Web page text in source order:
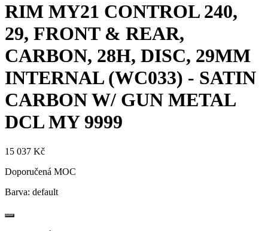
RIM MY21 CONTROL 240,
29, FRONT & REAR,
CARBON, 28H, DISC, 29MM
INTERNAL (WC033) - SATIN
CARBON W/ GUN METAL
DCLMY 9999
15 037 Kč
Doporučená MOC
Barva: default